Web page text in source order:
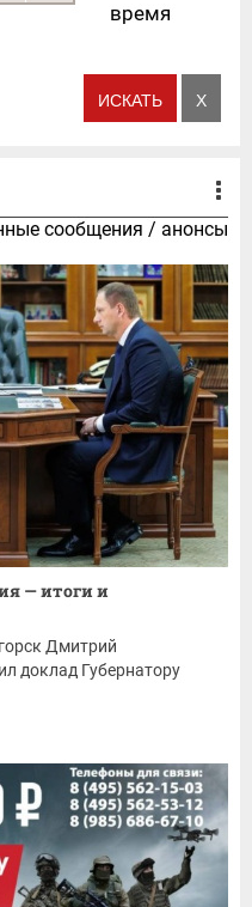
время
сообщения / анонсы
— итоги и
Дмитрий
доклад Губернатору